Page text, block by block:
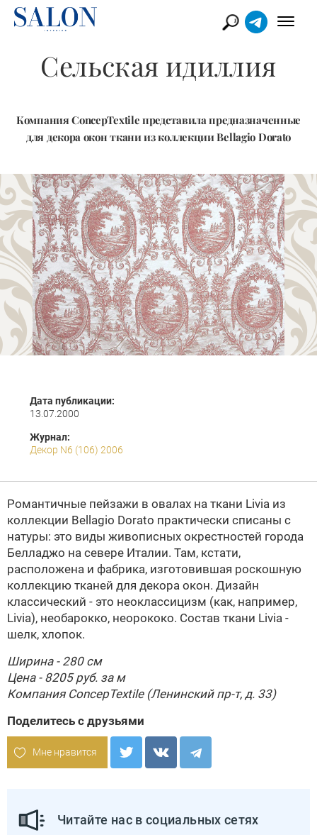
Сельская идиллия
Компания ConcepTextile представила предназначенные
для декора окон ткани из коллекции Bellagio Dorato
Дата публикации:
13.07.2000
Журнал:
Декор N6 (106) 2006
Романтичные пейзажи в овалах на ткани Livia из
коллекции Bellagio Dorato практически списаны с
натуры: это виды живописных окрестностей города
Белладжо на севере Италии. Там, кстати,
расположена и фабрика, изготовившая роскошную
коллекцию тканей для декора окон. Дизайн
классический - это неоклассицизм (как, например,
Livia), необарокко, неорококо. Состав ткани Livia -
шелк, хлопок.
Ширина - 280 см
Цена - 8205 руб. за м
Компания ConcepTextile(Ленинский пр-т, д. 33)
Поделитесь с друзьями
Мне нравится
Читайте нас в социальных сетях